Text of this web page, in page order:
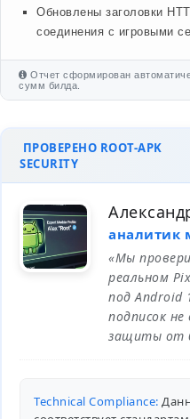
Обновлены заголовки
соединения с игровыми
Отчет сформирован
сумм билда.
ПРОВЕРЕНО ROOT-APK
SECURITY
аналитик
«Мы
реальном
под Android
подписок
защиты от
Technical Compliance: